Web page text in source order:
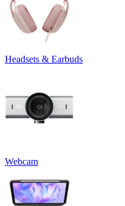
Headsets & Earbuds
Webcam